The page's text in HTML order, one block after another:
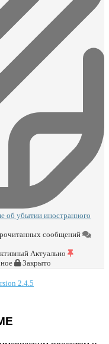
об убытии иностранного
сообщений
Актуально
Закрыто
2.4.5